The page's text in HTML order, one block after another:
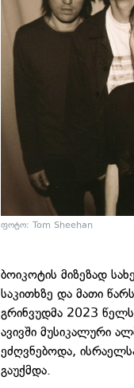
ფოტო: Tom Sheehan
ბოიკოტის მიზეზად
საკითხზე და მათი
გრინვუდმა 2023
ავივში მუსიკალური
ეძღვნებოდა,
გაუქმდა.